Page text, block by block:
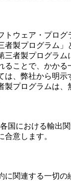
トウェア・プロ
者製プログラム
三者製プログラ
ることで、かか
は、弊社から明
製プログラムは
国における輸出
意します。
に関連する一切